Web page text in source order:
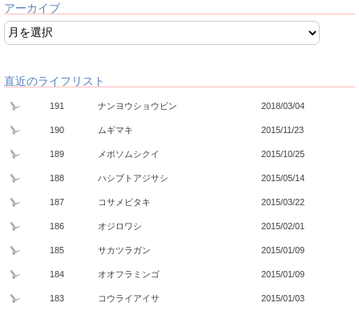
アーカイブ
直近のライフリスト
191 ナンヨウショウビン 2018/03/04
190 ムギマキ 2015/11/23
189 メボソムシクイ 2015/10/25
188 ハシブトアジサシ 2015/05/14
187 コサメビタキ 2015/03/22
186 オジロワシ 2015/02/01
185 サカツラガン 2015/01/09
184 オオフラミンゴ 2015/01/09
183 コウライアイサ 2015/01/03